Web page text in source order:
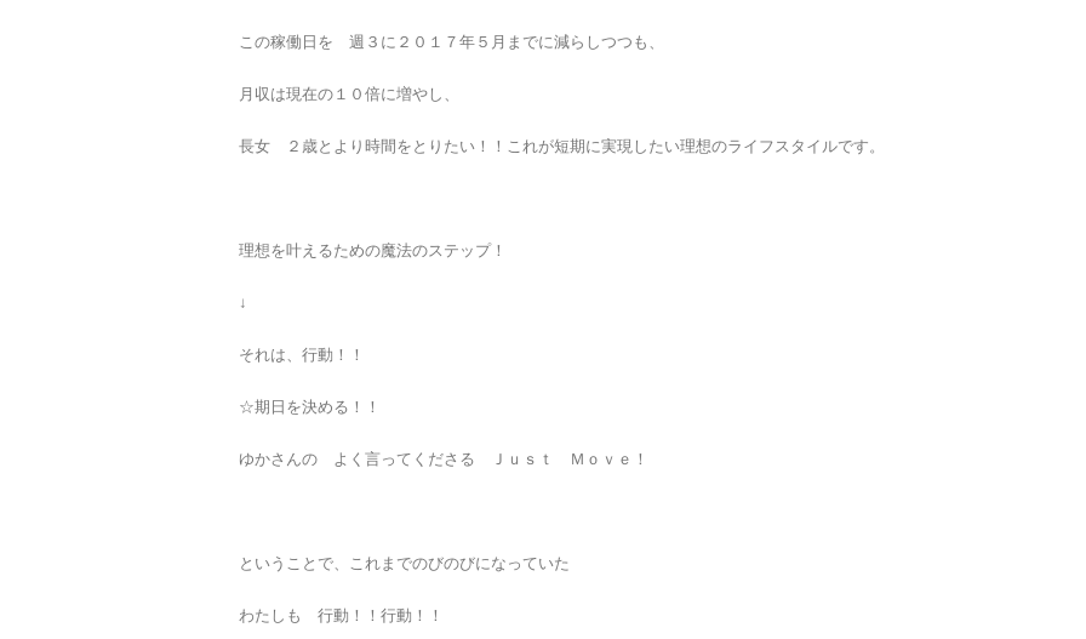
この稼働日を 週３に２０１７年５月までに減らしつつも、
月収は現在の１０倍に増やし、
長女 ２歳とより時間をとりたい！！これが短期に実現したい理想のライフスタイルです。
理想を叶えるための魔法のステップ！
↓
それは、行動！！
☆期日を決める！！
ゆかさんの よく言ってくださる Ｊｕｓｔ Ｍｏｖｅ！
ということで、これまでのびのびになっていた
わたしも 行動！！行動！！